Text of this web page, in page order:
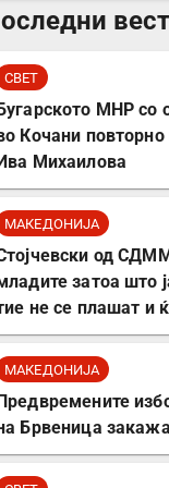
СВЕТ
МНР со
Кочани
Михаилова
МАКЕДОНИЈА
од
затоа што
не се плашат и
МАКЕДОНИЈА
Брвеница